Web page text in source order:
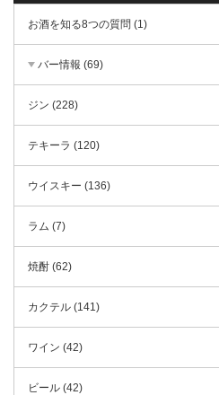
お酒を知る8つの質問 (1)
バー情報 (69)
ジン (228)
テキーラ (120)
ウイスキー (136)
ラム (7)
焼酎 (62)
カクテル (141)
ワイン (42)
ビール (42)